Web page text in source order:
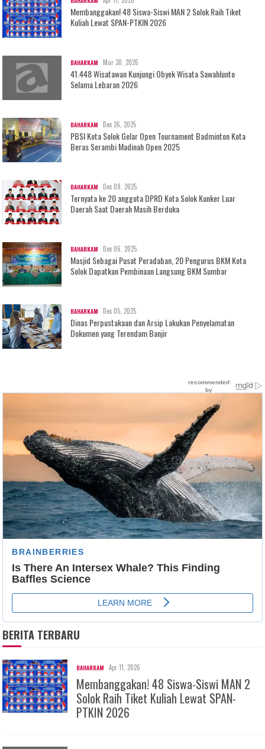
Membanggakan! 48 Siswa-Siswi MAN 2 Solok Raih Tiket
Kuliah Lewat SPAN-PTKIN 2026
BAHARKAM Mar 30, 2026
41.448 Wisatawan Kunjungi Obyek Wisata Sawahlunto
Selama Lebaran 2026
BAHARKAM Dec 26, 2025
PBSI Kota Solok Gelar Open Tournament Badminton Kota
Beras Serambi Madinah Open 2025
BAHARKAM Dec 09, 2025
Ternyata ke 20 anggota DPRD Kota Solok Kunker Luar
Daerah Saat Daerah Masih Berduka
BAHARKAM Dec 06, 2025
Masjid Sebagai Pusat Peradaban, 20 Pengurus BKM Kota
Solok Dapatkan Pembinaan Langsung BKM Sumbar
BAHARKAM Dec 05, 2025
Dinas Perpustakaan dan Arsip Lakukan Penyelamatan
Dokumen yang Terendam Banjir
BERITA TERBARU
BAHARKAM Apr 11, 2026
Membanggakan! 48 Siswa-Siswi MAN 2
Solok Raih Tiket Kuliah Lewat SPAN-
PTKIN 2026